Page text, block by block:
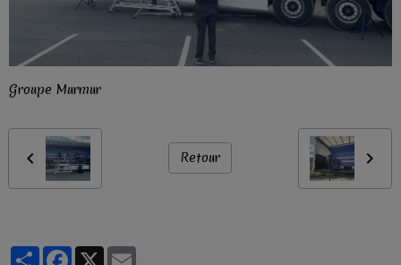
Groupe Murmur
Retour
PartagerFacebook
X